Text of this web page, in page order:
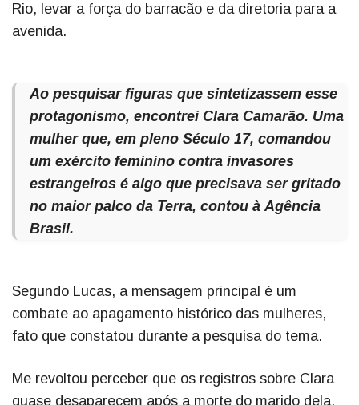
Rio, levar a força do barracão e da diretoria para a
avenida.
Ao pesquisar figuras que sintetizassem esse
protagonismo, encontrei Clara Camarão. Uma
mulher que, em pleno Século 17, comandou
um exército feminino contra invasores
estrangeiros é algo que precisava ser gritado
no maior palco da Terra, contou àAgência
Brasil.
Segundo Lucas, a mensagem principal é um
combate ao apagamento histórico das mulheres,
fato que constatou durante a pesquisa do tema.
Me revoltou perceber que os registros sobre Clara
quase desaparecem após a morte do marido dela.